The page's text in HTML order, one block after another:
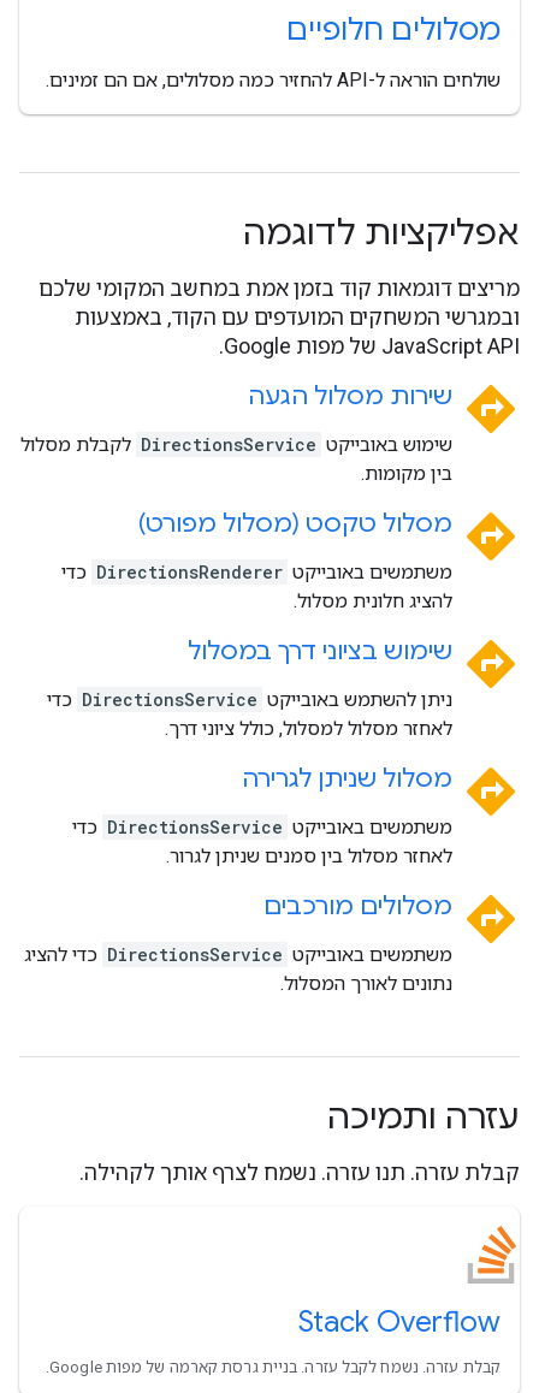
מסלולים חלופיים
שולחים הוראה ל-API להחזיר כמה מסלולים, אם הם זמינים.
אפליקציות לדוגמה
מריצים דוגמאות קוד בזמן אמת במחשב המקומי שלכם
ובמגרשי המשחקים המועדפים עם הקוד, באמצעות
JavaScript API של מפות Google.
directions שירות מסלול הגעה
שימוש באובייקט DirectionsService לקבלת מסלול
בין מקומות.
directions מסלול טקסט (מסלול מפורט)
משתמשים באובייקט DirectionsRenderer כדי
להציג חלונית מסלול.
directions שימוש בציוני דרך במסלול
ניתן להשתמש באובייקט DirectionsService כדי
לאחזר מסלול למסלול, כולל ציוני דרך.
directions מסלול שניתן לגרירה
משתמשים באובייקט DirectionsService כדי
לאחזר מסלול בין סמנים שניתן לגרור.
directions מסלולים מורכבים
משתמשים באובייקט DirectionsService כדי להציג
נתונים לאורך המסלול.
עזרה ותמיכה
קבלת עזרה. תנו עזרה. נשמח לצרף אותך לקהילה.
Stack Overflow
קבלת עזרה. נשמח לקבל עזרה. בניית גרסת קארמה של מפות Google.